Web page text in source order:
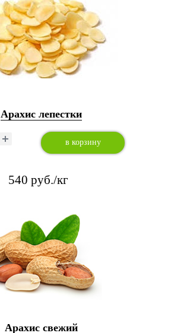
Арахис лепестки
в корзину
540 руб./кг
Арахис свежий